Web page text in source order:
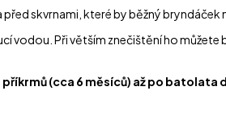
skvrnami, které by běžný bryndáček
Při větším znečištění ho můžete
(cca 6 měsíců) až po batolata